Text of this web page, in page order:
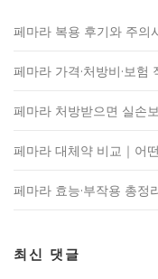
페마라 복용 후기와 주의
페마라 가격·처방비·보험
페마라 처방받으면 실손
페마라 대체약 비교｜어
페마라 효능·부작용 총정
최신 댓글